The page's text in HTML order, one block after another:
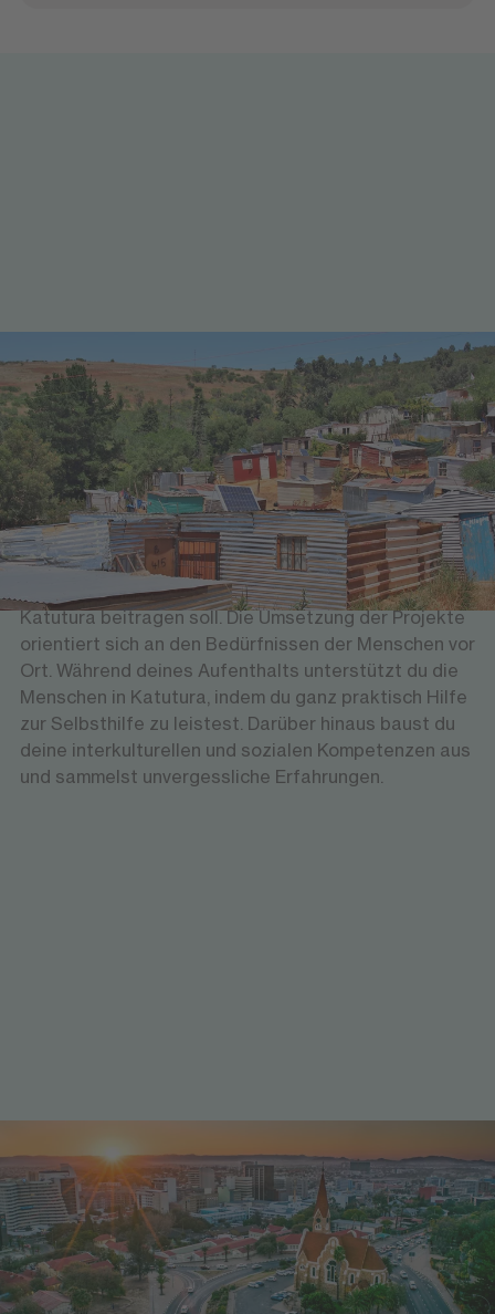
Worum es geht
Engagement für ein besseres
Morgen
Im Rahmen der praxisorientierten Module leisten die
Studierenden humanitäre Hilfe, die langfristig zur
Verbesserung der Lebensumstände von Familien in
Katutura beitragen soll. Die Umsetzung der Projekte
orientiert sich an den Bedürfnissen der Menschen vor
Ort. Während deines Aufenthalts unterstützt du die
Menschen in Katutura, indem du ganz praktisch Hilfe
zur Selbsthilfe zu leistest. Darüber hinaus baust du
deine interkulturellen und sozialen Kompetenzen aus
und sammelst unvergessliche Erfahrungen.
Wo du dich aufhalten wirst
Windhoek, Hauptstadt von Namibia
Das im südwestlichen Afrika gelegene Namibia ist